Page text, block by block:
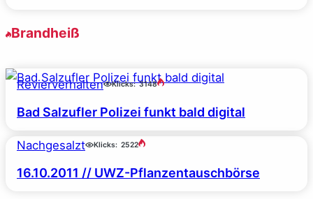
Brandheiß
Revierverhalten Klicks: 3148
Bad Salzufler Polizei funkt bald digital
Nachgesalzt Klicks: 2522
16.10.2011 // UWZ-Pflanzentauschbörse